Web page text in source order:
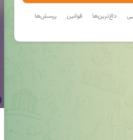
پرسش‌ها قوانین داغ‌ترین‌ها